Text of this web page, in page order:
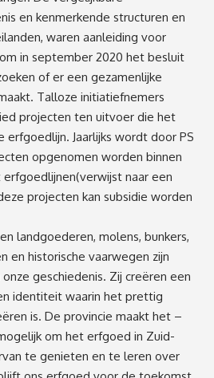
en kenmerkende structuren en
waren aanleiding voor
in september 2020 het besluit
of er een gezamenlijke
Talloze initiatiefnemers
projecten ten uitvoer die het
Jaarlijks wordt door PS
opgenomen worden binnen
(verwijst naar een
projecten kan subsidie worden
landgoederen, molens, bunkers,
en historische vaarwegen zijn
geschiedenis. Zij creëren een
identiteit waarin het prettig
is. De provincie maakt het –
om het erfgoed in Zuid-
te genieten en te leren over